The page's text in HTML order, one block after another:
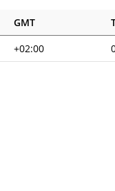
GMT
+02:00